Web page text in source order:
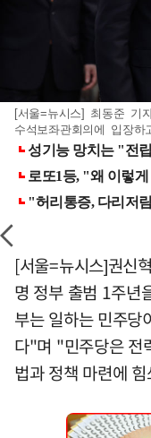
[서울=뉴시스] 최동준 기
수석보좌관회의에 입장하
[서울=뉴시스]권신
명 정부 출범 1주년
부는 일하는 민주당
다"며 "민주당은 전
법과 정책 마련에